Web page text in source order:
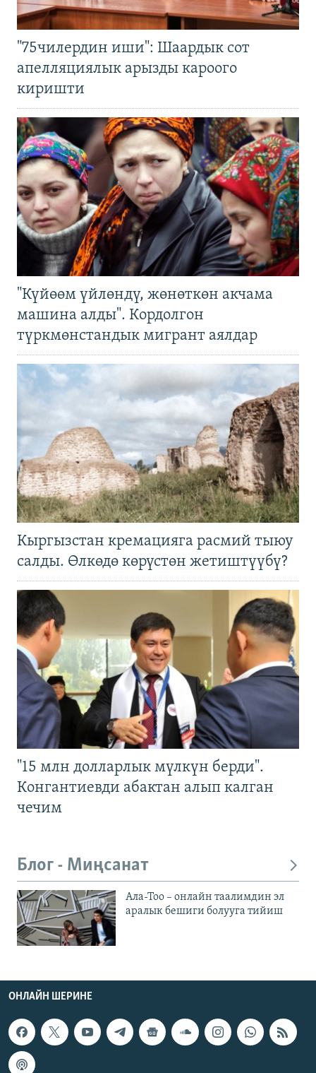
"75чилердин иши": Шаардык сот
апелляциялык арызды кароого
киришти
"Күйөөм үйлөндү, жөнөткөн акчама
машина алды". Кордолгон
түркмөнстандык мигрант аялдар
Кыргызстан кремацияга расмий тыюу
салды. Өлкөдө көрүстөн жетиштүүбү?
"15 млн долларлык мүлкүн берди".
Конгантиевди абактан алып калган
чечим
Блог - Миңсанат
Ала-Тоо – онлайн таалимдин эл
аралык бешиги болууга тийиш
ОНЛАЙН ШЕРИНЕ